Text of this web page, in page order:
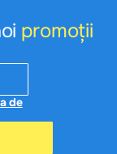
promoții
de